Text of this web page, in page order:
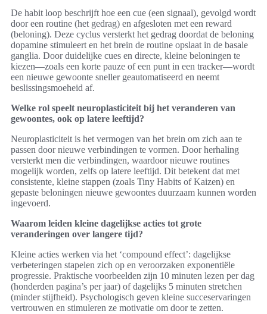
De habit loop beschrijft hoe een cue (een signaal), gevolgd wordt
door een routine (het gedrag) en afgesloten met een reward
(beloning). Deze cyclus versterkt het gedrag doordat de beloning
dopamine stimuleert en het brein de routine opslaat in de basale
ganglia. Door duidelijke cues en directe, kleine beloningen te
kiezen—zoals een korte pauze of een punt in een tracker—wordt
een nieuwe gewoonte sneller geautomatiseerd en neemt
beslissingsmoeheid af.
Welke rol speelt neuroplasticiteit bij het veranderen van
gewoontes, ook op latere leeftijd?
Neuroplasticiteit is het vermogen van het brein om zich aan te
passen door nieuwe verbindingen te vormen. Door herhaling
versterkt men die verbindingen, waardoor nieuwe routines
mogelijk worden, zelfs op latere leeftijd. Dit betekent dat met
consistente, kleine stappen (zoals Tiny Habits of Kaizen) en
gepaste beloningen nieuwe gewoontes duurzaam kunnen worden
ingevoerd.
Waarom leiden kleine dagelijkse acties tot grote
veranderingen over langere tijd?
Kleine acties werken via het ‘compound effect’: dagelijkse
verbeteringen stapelen zich op en veroorzaken exponentiële
progressie. Praktische voorbeelden zijn 10 minuten lezen per dag
(honderden pagina’s per jaar) of dagelijks 5 minuten stretchen
(minder stijfheid). Psychologisch geven kleine succeservaringen
vertrouwen en stimuleren ze motivatie om door te zetten.